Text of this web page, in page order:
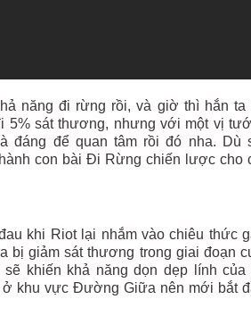
năng đi rừng rồi, và giờ thì hắn
sát thương, nhưng với một vị
đáng để quan tâm rồi đó nha.
con bài Đi Rừng chiến lược cho
khi Riot lại nhắm vào chiêu thức
bị giảm sát thương trong giai đoạn
sẽ khiến khả năng dọn dẹp lính
ở khu vực Đường Giữa nên mới bắt